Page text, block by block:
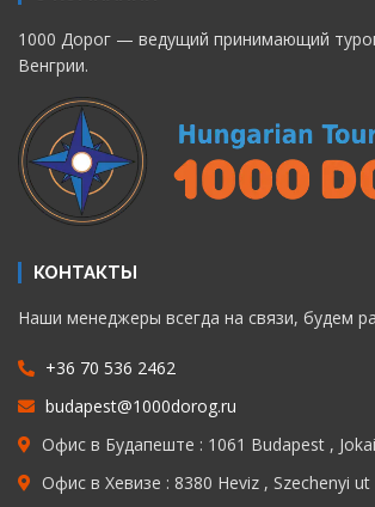
1000 Дорог — ведущий принимающий
Венгрии.
КОНТАКТЫ
Наши менеджеры всегда на связи, будем
+36 70 536 2462
budapest@1000dorog.ru
Офис в Будапеште : 1061 Budapest ,
Офис в Хевизе : 8380 Heviz , Szechenyi ut